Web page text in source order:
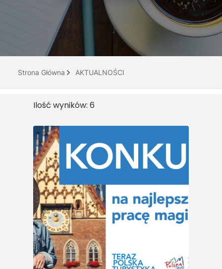
Do pobrania
Interaktywna mapa
Strona Główna AKTUALNOŚCI
Ilość wyników: 6